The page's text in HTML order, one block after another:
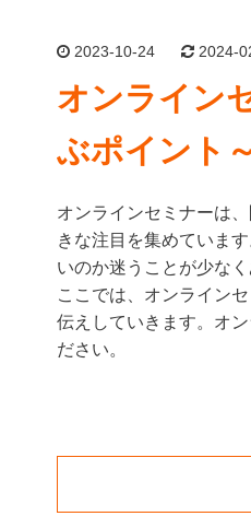
2023-10-24 2024-
オンライン
ぶポイント
オンラインセミナーは
きな注目を集めていま
いのか迷うことが少なく
ここでは、オンライン
伝えしていきます。オ
ださい。